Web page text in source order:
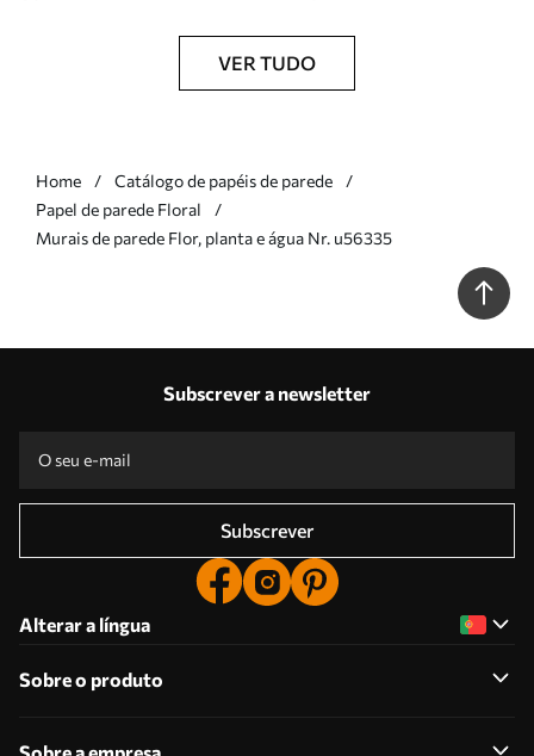
VER TUDO
Home
Catálogo de papéis de parede
Papel de parede Floral
Murais de parede Flor, planta e água Nr. u56335
Subscrever a newsletter
Subscrever
Alterar a língua
Sobre o produto